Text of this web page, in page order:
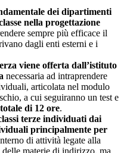
dei dipartimenti
nella progettazione
sempre più efficace il
dagli enti esterni e i
viene offerta dall’istituto
necessaria ad intraprendere
articolata nel modulo
a cui seguiranno un test e
di 12 ore.
terze individuati dai
principalmente per
di attività legate alla